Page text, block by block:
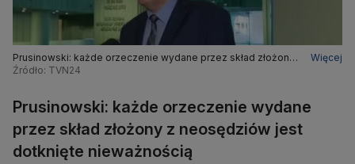
Prusinowski: każde orzeczenie wydane przez skład złożony
z neosędziów jest dotknięte nieważnością
Więcej
Źródło: TVN24
Prusinowski: każde orzeczenie wydane
przez skład złożony z neosędziów jest
dotknięte nieważnością